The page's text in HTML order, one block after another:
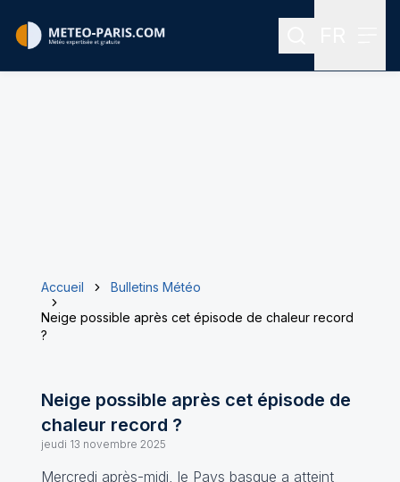
Rechercher
Accueil
Bulletins Météo
Neige possible après cet épisode de chaleur record
?
Neige possible après cet épisode de
chaleur record ?
jeudi 13 novembre 2025
Mercredi après-midi, le Pays basque a atteint